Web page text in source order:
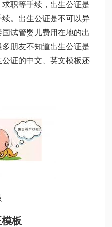
职等手续，出生公证是
。出生公证是不可以异
国试管婴儿费用在地的出
朋友不知道出生公证是
证的中文、英文模板还
板